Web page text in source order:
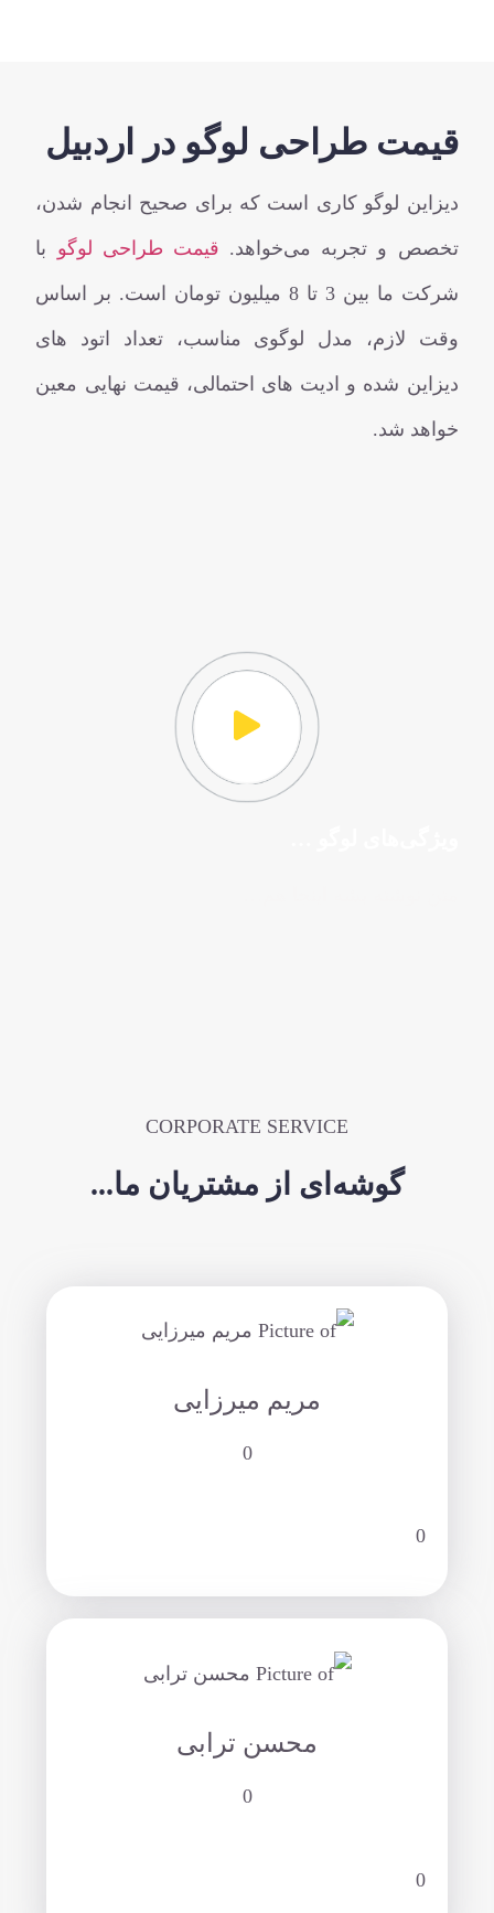
قیمت طراحی لوگو در اردبیل
دیزاین لوگو کاری است که برای صحیح انجام شدن،
تخصص و تجربه می‌خواهد. قیمت طراحی لوگو با
شرکت ما بین 3 تا 8 میلیون تومان است. بر اساس
وقت لازم، مدل لوگوی مناسب، تعداد اتود های
دیزاین شده و ادیت های احتمالی، قیمت نهایی معین
خواهد شد.
CORPORATE SERVICE
گوشه‌ای از مشتریان ما...
مریم میرزایی
0
0
محسن ترابی
0
0